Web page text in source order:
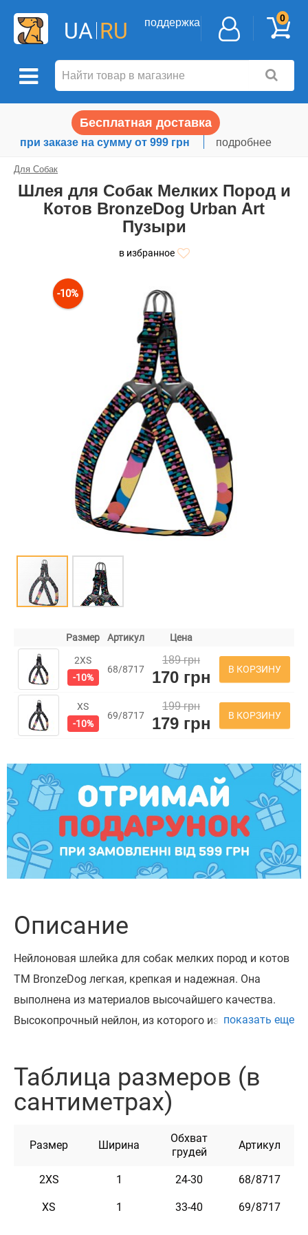
UA RU поддержка 0
Бесплатная доставка
при заказе на сумму от 999 грн подробнее
Для Собак
Шлея для Собак Мелких Пород и
Котов BronzeDog Urban Art
Пузыри
в избранное
-10%
Размер Артикул Цена
2XS
-10%
68/8717
189 грн
170 грн В КОРЗИНУ
XS
-10%
69/8717
199 грн
179 грн В КОРЗИНУ
Описание
Нейлоновая шлейка для собак мелких пород и котов
ТМ BronzeDog легкая, крепкая и надежная. Она
выполнена из материалов высочайшего качества.
Высокопрочный нейлон, из которого изготовлена
пряжкой. Обхват регулируется. Разработан для собак
мелких пород (чихуахуа, карликовый пинчер,
шпиц, пекинес, такса и т.п.) и кошек. Эта лямка
практична и неприхотлива в уходе. На шлее с
помощью заклепок можно закрепить адресник, на
показать еще
Таблица размеров (в
сантиметрах)
Размер Ширина
Обхват
грудей
Артикул
2XS 1 24-30 68/8717
XS 1 33-40 69/8717